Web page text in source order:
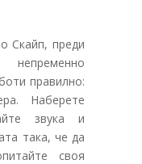
Скайп, преди
правилно:
Наберете
звука и
така, че да
своя